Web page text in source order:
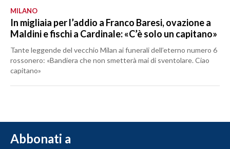
MILANO
In migliaia per l’addio a Franco Baresi, ovazione a
Maldini e fischi a Cardinale: «C’è solo un capitano»
Tante leggende del vecchio Milan ai funerali dell’eterno numero 6
rossonero: «Bandiera che non smetterà mai di sventolare. Ciao
capitano»
Abbonati a